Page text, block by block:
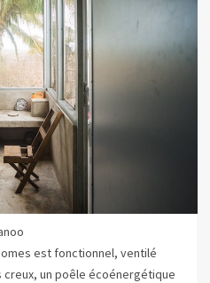
est fonctionnel, ventilé
un poêle écoénergétique